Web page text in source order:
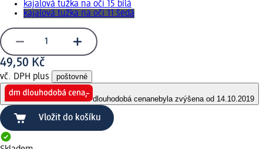
kajalová tužka na oči 15 bílá
kajalová tužka na oči 11 šedá
49,50 Kč
vč. DPH plus poštovné
dlouhodobá cenanebyla zvýšena od 14.10.2019
Vložit do košíku